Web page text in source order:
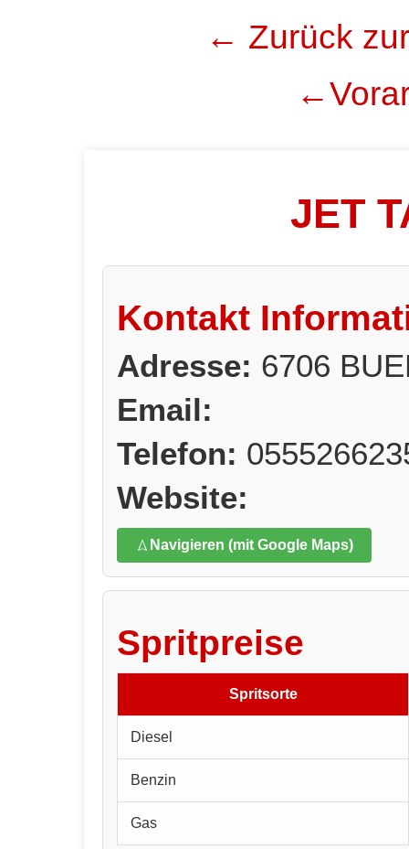
← Zurück
JET
Kontakt
Adresse: 6706
Email:
Telefon:
Website:
Navigieren (mit Google Maps)
Spritpreise
Spritsorte
Diesel
Benzin
Gas